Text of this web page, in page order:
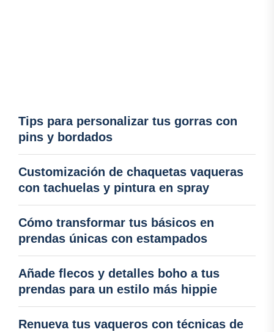
Tips para personalizar tus gorras con
pins y bordados
Customización de chaquetas vaqueras
con tachuelas y pintura en spray
Cómo transformar tus básicos en
prendas únicas con estampados
Añade flecos y detalles boho a tus
prendas para un estilo más hippie
Renueva tus vaqueros con técnicas de